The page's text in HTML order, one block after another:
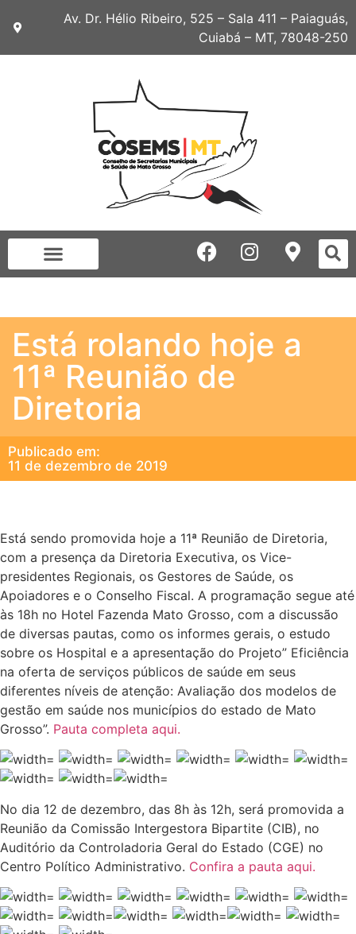
Av. Dr. Hélio Ribeiro, 525 – Sala 411 – Paiaguás,
Cuiabá – MT, 78048-250
Está rolando hoje a
11ª Reunião de
Diretoria
Publicado em:
11 de dezembro de 2019
Está sendo promovida hoje a 11ª Reunião de Diretoria,
com a presença da Diretoria Executiva, os Vice-
presidentes Regionais, os Gestores de Saúde, os
Apoiadores e o Conselho Fiscal. A programação segue até
às 18h no Hotel Fazenda Mato Grosso, com a discussão
de diversas pautas, como os informes gerais, o estudo
sobre os Hospital e a apresentação do Projeto” Eficiência
na oferta de serviços públicos de saúde em seus
diferentes níveis de atenção: Avaliação dos modelos de
gestão em saúde nos municípios do estado de Mato
Grosso”. Pauta completa aqui.
No dia 12 de dezembro, das 8h às 12h, será promovida a
Reunião da Comissão Intergestora Bipartite (CIB), no
Auditório da Controladoria Geral do Estado (CGE) no
Centro Político Administrativo. Confira a pauta aqui.